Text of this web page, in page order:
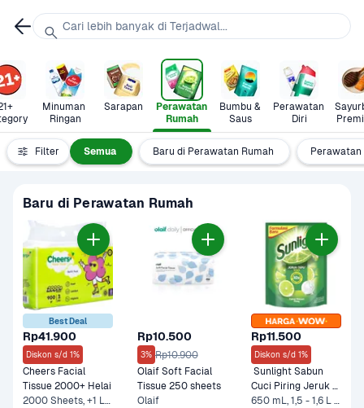
Minuman
Ringan
Sarapan
Perawatan
Rumah
Bumbu &
Saus
Perawatan
Diri
Filter Semua Baru di Perawatan Rumah Perawatan
Baru di Perawatan Rumah
Best Deal
Rp41.900
Diskon s/d 1%
Cheers Facial
2000 Sheets, +1 Lainnya
Rp10.500
3% Rp10.900
Olaif Soft Facial
Tissue 250 sheets
Olaif
Rp11.500
Diskon s/d 1%
Sunlight Sabun
Cuci Piring Jeruk
Nipis
650 mL, 1,5 - 1,6 L +1 Lainnya
Cari lebih banyak di Terjadwal...